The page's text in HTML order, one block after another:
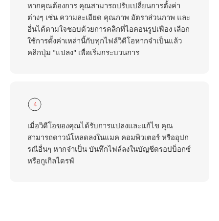
หากคุณต้องการ คุณสามารถปรับเปลี่ยนการตั้งค่า
ต่างๆ เช่น ความละเอียด คุณภาพ อัตราส่วนภาพ และ
อื่นได้ตามใจชอบด้วยการคลิกที่ไอคอนรูปเฟือง เลือก
ใช้การตั้งค่าเหล่านี้กับทุกไฟล์วิดีโอหากจำเป็นแล้ว
คลิกปุ่ม "แปลง" เพื่อเริ่มกระบวนการ
4
เมื่อวิดีโอของคุณได้รับการแปลงและแก้ไข คุณ
สามารถดาวน์โหลดลงในแมค คอมพิวเตอร์ หรืออุปก
รณือื่นๆ หากจำเป็น บันทึกไฟล์ลงในบัญชีดรอปบ็อกซ์
หรือกูเกิลไดรฟ์